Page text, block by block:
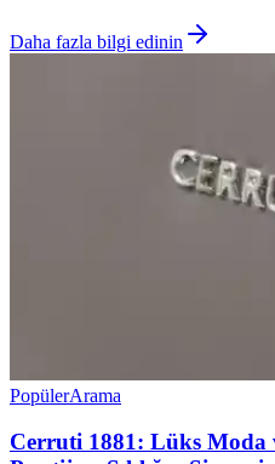
Daha fazla bilgi edinin
PopülerArama
Cerruti 1881: Lüks Moda